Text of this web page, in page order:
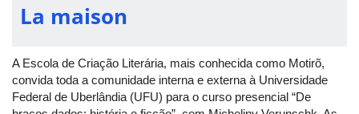
La maison
A Escola de Criação Literária, mais conhecida como Motirõ,
convida toda a comunidade interna e externa à Universidade
Federal de Uberlândia (UFU) para o curso presencial “De